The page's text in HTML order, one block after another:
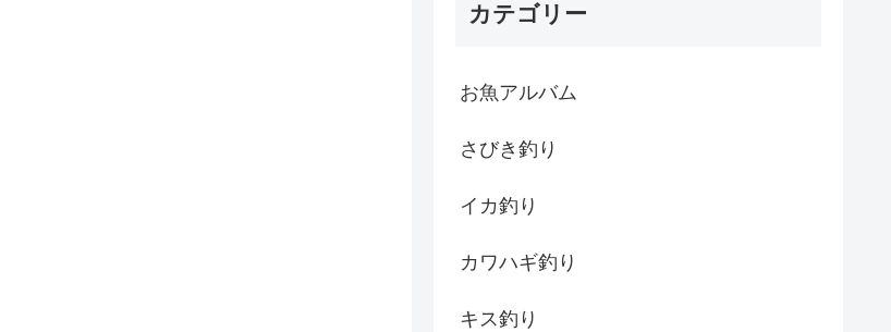
カテゴリー
お魚アルバム
さびき釣り
イカ釣り
カワハギ釣り
キス釣り